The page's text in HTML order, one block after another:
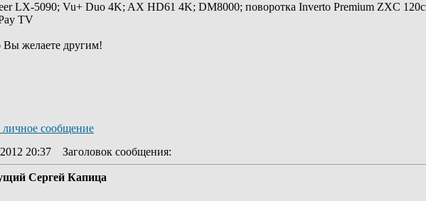
LX-5090; Vu+ Duo 4K; AX HD61 4K; DM8000; поворотка Inverto Premium ZXC
TV
Вы желаете другим!
20:37 Заголовок сообщения:
Сергей Капица